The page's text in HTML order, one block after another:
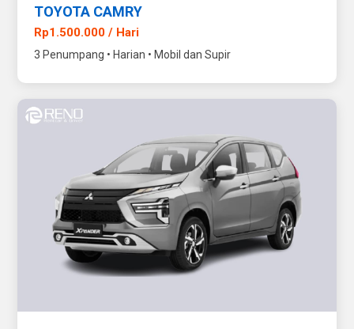
TOYOTA CAMRY
Rp1.500.000 / Hari
3 Penumpang • Harian • Mobil dan Supir